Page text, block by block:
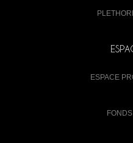
ESPACE